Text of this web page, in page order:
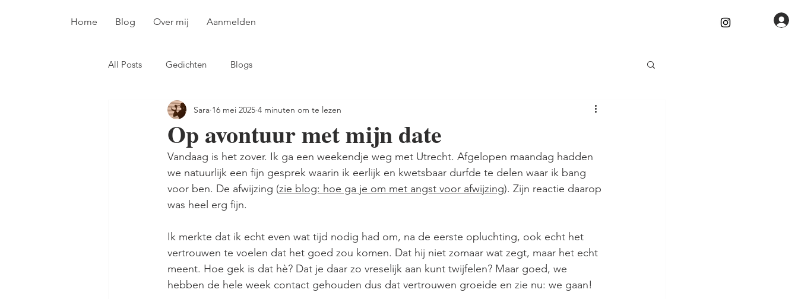
Home Blog Over mij Aanmelden
All Posts Gedichten Blogs
Op avontuur met mijn date
Sara 16 mei 2025 4 minuten om te lezen
Vandaag is het zover. Ik ga een weekendje weg met Utrecht. Afgelopen maandag hadden
we natuurlijk een fijn gesprek waarin ik eerlijk en kwetsbaar durfde te delen waar ik bang
voor ben. De afwijzing (zie blog: hoe ga je om met angst voor afwijzing). Zijn reactie daarop
was heel erg fijn.
Ik merkte dat ik echt even wat tijd nodig had om, na de eerste opluchting, ook echt het
vertrouwen te voelen dat het goed zou komen. Dat hij niet zomaar wat zegt, maar het echt
meent. Hoe gek is dat hè? Dat je daar zo vreselijk aan kunt twijfelen? Maar goed, we
hebben de hele week contact gehouden dus dat vertrouwen groeide en zie nu: we gaan!